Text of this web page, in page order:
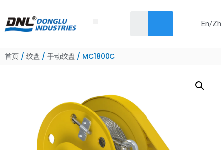
Skip
content
En/Zh
首页 / 绞盘 / 手动绞盘 / MC1800C